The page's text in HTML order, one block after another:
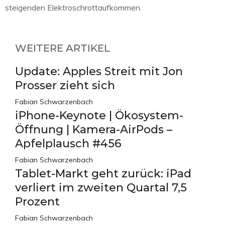
steigenden Elektroschrottaufkommen.
WEITERE ARTIKEL
Update: Apples Streit mit Jon
Prosser zieht sich
Fabian Schwarzenbach
iPhone-Keynote | Ökosystem-
Öffnung | Kamera-AirPods –
Apfelplausch #456
Fabian Schwarzenbach
Tablet-Markt geht zurück: iPad
verliert im zweiten Quartal 7,5
Prozent
Fabian Schwarzenbach